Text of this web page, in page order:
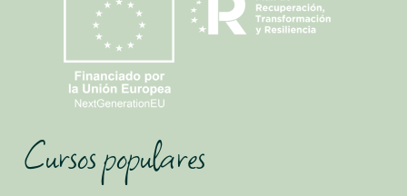
Cursos populares